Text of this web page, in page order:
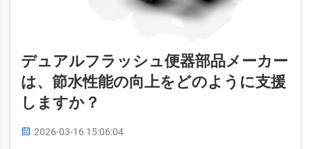
デュアルフラッシュ便器部品メーカー
は、節水性能の向上をどのように支援
しますか？
2026-03-16 15:06:04